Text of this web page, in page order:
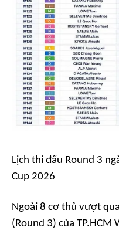
Lịch thi đấu Round 3
Cup 2026
Ngoài 8 cơ thủ vượt
(Round 3) của TP.HCM